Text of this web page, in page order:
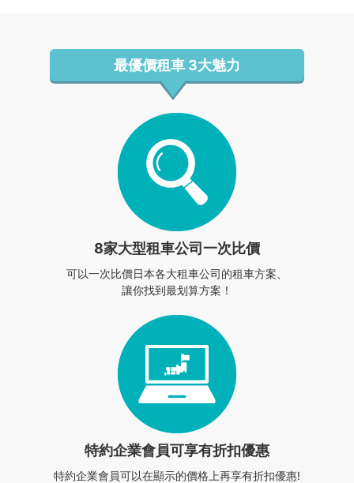
最優價租車 3大魅力
8家大型租車公司一次比價
可以一次比價日本各大租車公司的租車方案、
讓你找到最划算方案！
特約企業會員可享有折扣優惠
特約企業會員可以在顯示的價格上再享有折扣優惠!